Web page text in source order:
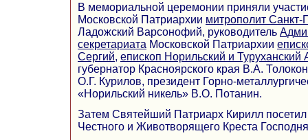
В мемориальной церемонии приняли
Московской Патриархии митрополит Санкт-
Ладожский Варсонофий, руководитель
секретариата Московской Патриархии
Сергий, епископ Норильский и Туруханский
губернатор Красноярского края В.А.
О.Г. Курилов, президент Горно-
«Норильский никель» В.О. Потанин.
Затем Святейший Патриарх Кирилл посетил
Честного и Животворящего Креста